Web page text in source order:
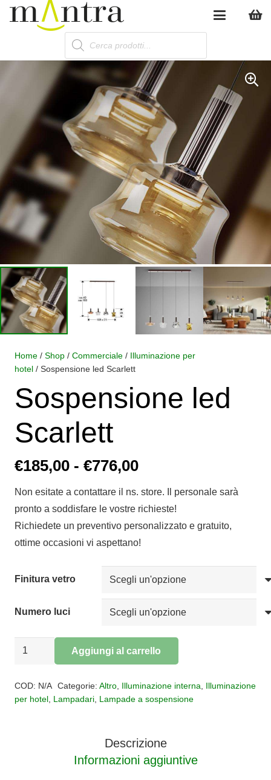
Products
search
Home / Shop / Commerciale / Illuminazione per
hotel / Sospensione led Scarlett
Sospensione led
Scarlett
€185,00 - €776,00Fascia
prezzo:
da
€185,00
a
€776,00
Non esitate a contattare il ns. store. Il personale sarà
pronto a soddisfare le vostre richieste!
Richiedete un preventivo personalizzato e gratuito,
ottime occasioni vi aspettano!
Finitura vetro
Numero luci
Sospensione
quantità
Aggiungi al carrello
COD: N/A Categorie: Altro, Illuminazione interna
Illuminazione
per hotel Lampadari Lampade a sospensione
Descrizione
Informazioni aggiuntive